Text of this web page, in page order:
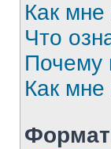
Как
Что
Почему
Как